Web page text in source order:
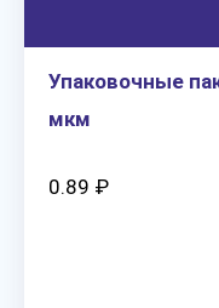
Упаковочные
мкм
0.89 ₽